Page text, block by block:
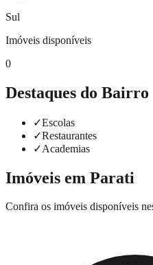
Sul
Imóveis disponíveis
0
Destaques do Bairro
✓Escolas
✓Restaurantes
✓Academias
Imóveis em Parati
Confira os imóveis disponíveis